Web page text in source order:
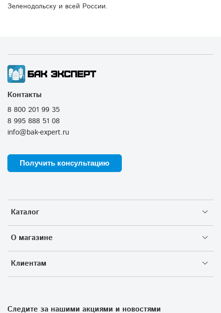
Зеленодольску и всей России.
Каталог
О магазине
Клиентам
Контакты
8 800 201 99 35
8 995 888 51 08
info@bak-expert.ru
Получить консультацию
Следите за нашими акциями и новостями